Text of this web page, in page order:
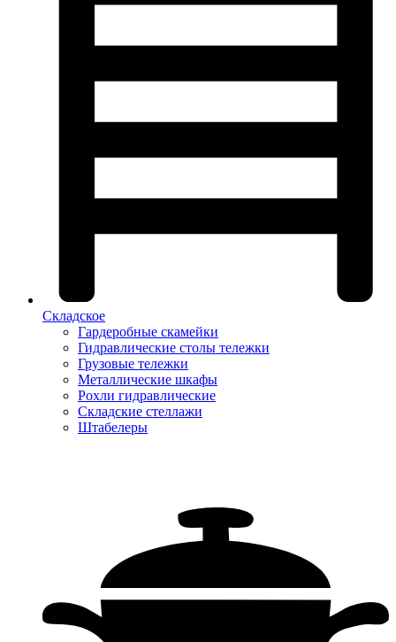
Складское
Гардеробные скамейки
Гидравлические столы тележки
Грузовые тележки
Металлические шкафы
Рохли гидравлические
Складские стеллажи
Штабелеры